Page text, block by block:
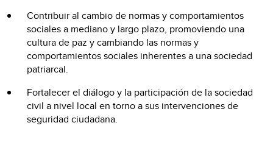
Contribuir al cambio de normas y comportamientos
sociales a mediano y largo plazo, promoviendo una
cultura de paz y cambiando las normas y
comportamientos sociales inherentes a una sociedad
patriarcal.
Fortalecer el diálogo y la participación de la sociedad
civil a nivel local en torno a sus intervenciones de
seguridad ciudadana.